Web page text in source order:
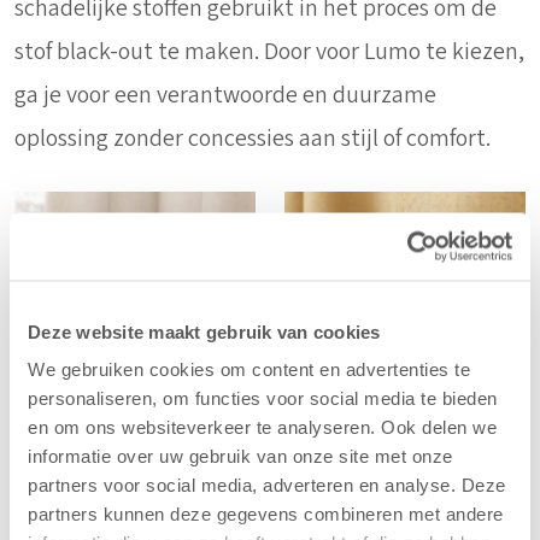
Deze website maakt gebruik van cookies
We gebruiken cookies om content en advertenties te
personaliseren, om functies voor social media te bieden
en om ons websiteverkeer te analyseren. Ook delen we
informatie over uw gebruik van onze site met onze
partners voor social media, adverteren en analyse. Deze
partners kunnen deze gegevens combineren met andere
schadelijke stoffen gebruikt in het proces om de
stof black-out te maken. Door voor Lumo te kiezen,
ga je voor een verantwoorde en duurzame
oplossing zonder concessies aan stijl of comfort.
Grace
Graceis de ideale keuze voor wie rust en